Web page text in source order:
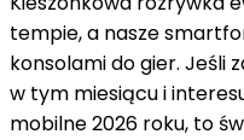
tempie, a nasze
konsolami do gier. Jeśli
w tym miesiącu i
mobilne 2026 roku, to